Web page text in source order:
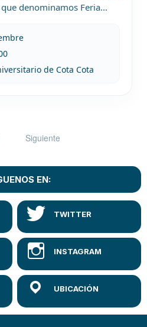
denominamos Feria...
de Cota Cota
Siguiente
EN: